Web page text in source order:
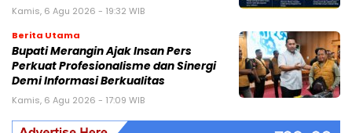
Kamis, 6 Agu 2026 - 19:32 WIB
Berita Utama
Bupati Merangin Ajak Insan Pers
Perkuat Profesionalisme dan Sinergi
Demi Informasi Berkualitas
Kamis, 6 Agu 2026 - 17:09 WIB